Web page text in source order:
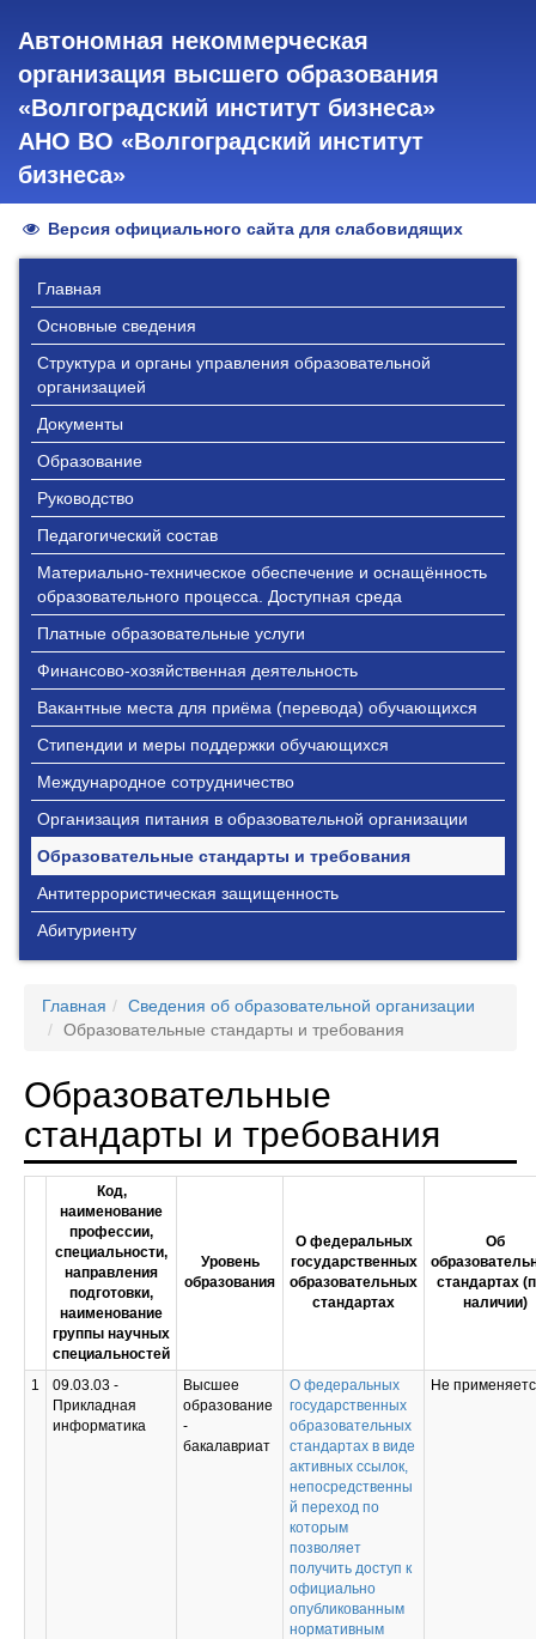
Автономная некоммерческая
организация высшего образования
«Волгоградский институт бизнеса»
АНО ВО «Волгоградский институт
бизнеса»
Версия официального сайта для слабовидящих
Главная
Основные сведения
Структура и органы управления образовательной
организацией
Документы
Образование
Руководство
Педагогический состав
Материально-техническое обеспечение и оснащённость
образовательного процесса. Доступная среда
Платные образовательные услуги
Финансово-хозяйственная деятельность
Вакантные места для приёма (перевода) обучающихся
Стипендии и меры поддержки обучающихся
Международное сотрудничество
Организация питания в образовательной организации
Образовательные стандарты и требования
Антитеррористическая защищенность
Абитуриенту
Главная
Сведения об образовательной организации
Образовательные стандарты и требования
Образовательные
стандарты и требования
Код,
наименование
профессии,
специальности,
направления
подготовки,
наименование
группы научных
специальностей
Уровень
образования
О федеральных
государственных
образовательных
стандартах
Об
стандартах
наличии)
1
09.03.03 -
Прикладная
информатика
Высшее
образование
-
бакалавриат
О федеральных
государственных
образовательных
стандартах в виде
активных ссылок,
непосредственны
й переход по
которым
позволяет
получить доступ к
официально
опубликованным
нормативным
Не